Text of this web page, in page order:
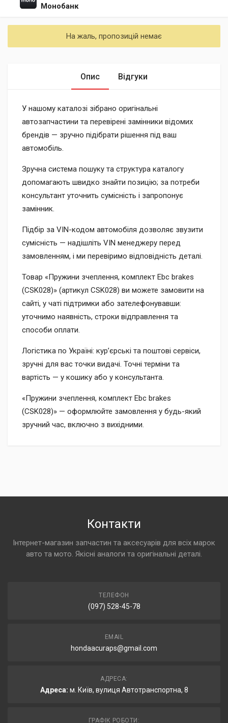
Монобанк
На жаль, пропозицій немає
Опис Відгуки
У нашому каталозі зібрано оригінальні
автозапчастини та перевірені замінники відомих
брендів — зручно підібрати рішення під ваш
автомобіль.
Зручна система пошуку та структура каталогу
допомагають швидко знайти позицію; за потреби
консультант уточнить сумісність і запропонує
замінник.
Підбір за VIN-кодом автомобіля дозволяє звузити
сумісність — надішліть VIN менеджеру перед
замовленням, і ми перевіримо відповідність деталі.
Товар «Пружини зчеплення, комплект Ebc brakes
(CSK028)» (артикул CSK028) ви можете замовити на
сайті, у чаті підтримки або зателефонувавши:
уточнимо наявність, строки відправлення та
способи оплати.
Логістика по Україні: кур’єрські та поштові сервіси,
зручні для вас точки видачі. Точні терміни та
вартість — у кошику або у консультанта.
«Пружини зчеплення, комплект Ebc brakes
(CSK028)» — оформлюйте замовлення у будь-який
зручний час, включно з вихідними.
Контакти
Інтернет-магазин запчастин та аксесуарів для всіх марок
авто та мото. Якісні аналоги та оригінальні деталі.
ТЕЛЕФОН
(097) 528-45-78
EMAIL
hondaacuraps@gmail.com
АДРЕСА:
Адреса: м. Київ, вулиця Автотранспортна, 8
ГРАФІК РОБОТИ: